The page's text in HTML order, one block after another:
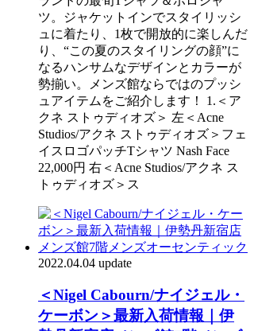
ツ。ジャケットインでスタイリッシ
ュに着たり、1枚で開放的に楽しんだ
り、“この夏のスタイリングの顔”に
なるハンサムなデザインとカラーが
勢揃い。メンズ館ならではのプッシ
ュアイテムをご紹介します！ 1.＜ア
クネ ストゥディオズ＞ 左＜Acne
Studios/アクネ ストゥディオズ＞フェ
イスロゴパッチTシャツ Nash Face
22,000円 右＜Acne Studios/アクネ ス
トゥディオズ＞ス
2022.04.04 update
＜Nigel Cabourn/ナイジェル・
ケーボン＞最新入荷情報｜伊